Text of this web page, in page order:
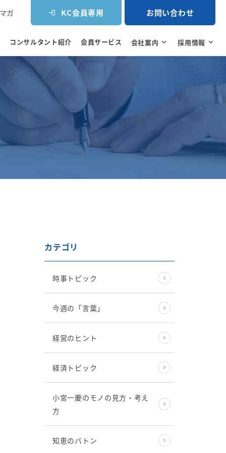
ガ login KC会員専用 お問い合わせ
コンサルタント紹介 会員サービス 会社案内 expand_more 採用情報 expand_more
カテゴリ
時事トピック
今週の「言葉」
経営のヒント
経済トピック
小宮一慶のモノの見方・考え
方
知恵のバトン